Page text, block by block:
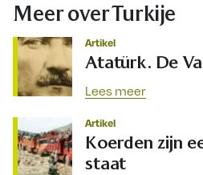
Meer over Turkije
Artikel
Atatürk. De
Lees meer
Artikel
Koerden zijn
staat